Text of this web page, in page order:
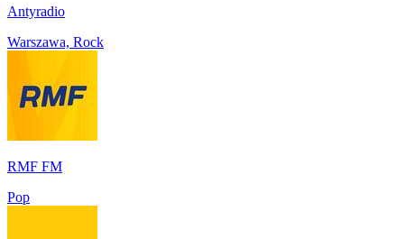
Antyradio
Warszawa, Rock
RMF FM
Pop